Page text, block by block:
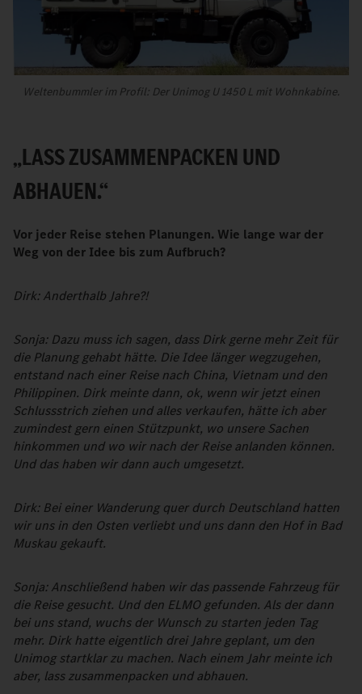
Weltenbummler im Profil: Der Unimog U 1450 L mit Wohnkabine.
„LASS ZUSAMMENPACKEN UND
ABHAUEN.“
Vor jeder Reise stehen Planungen. Wie lange war der
Weg von der Idee bis zum Aufbruch?
Dirk: Anderthalb Jahre?!
Sonja: Dazu muss ich sagen, dass Dirk gerne mehr Zeit für
die Planung gehabt hätte. Die Idee länger wegzugehen,
entstand nach einer Reise nach China, Vietnam und den
Philippinen. Dirk meinte dann, ok, wenn wir jetzt einen
Schlussstrich ziehen und alles verkaufen, hätte ich aber
zumindest gern einen Stützpunkt, wo unsere Sachen
hinkommen und wo wir nach der Reise anlanden können.
Und das haben wir dann auch umgesetzt.
Dirk: Bei einer Wanderung quer durch Deutschland hatten
wir uns in den Osten verliebt und uns dann den Hof in Bad
Muskau gekauft.
Sonja: Anschließend haben wir das passende Fahrzeug für
die Reise gesucht. Und den ELMO gefunden. Als der dann
bei uns stand, wuchs der Wunsch zu starten jeden Tag
mehr. Dirk hatte eigentlich drei Jahre geplant, um den
Unimog startklar zu machen. Nach einem Jahr meinte ich
aber, lass zusammenpacken und abhauen.